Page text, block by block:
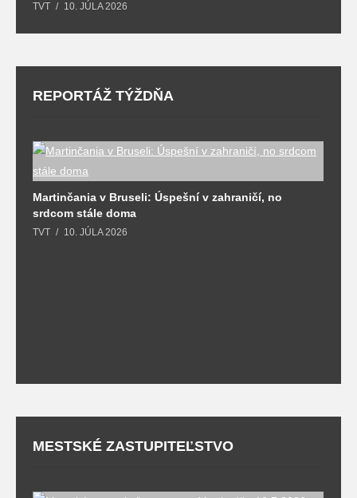
TVT 10. JÚLA 2026
REPORTÁŽ TÝŽDŇA
Martinčania v Bruseli: Úspešní v zahraničí, no
srdcom stále doma
TVT 10. JÚLA 2026
MESTSKÉ ZASTUPITEĽSTVO